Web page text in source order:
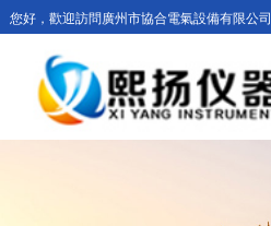
您好，歡迎訪問廣州市協合電氣設備有限公